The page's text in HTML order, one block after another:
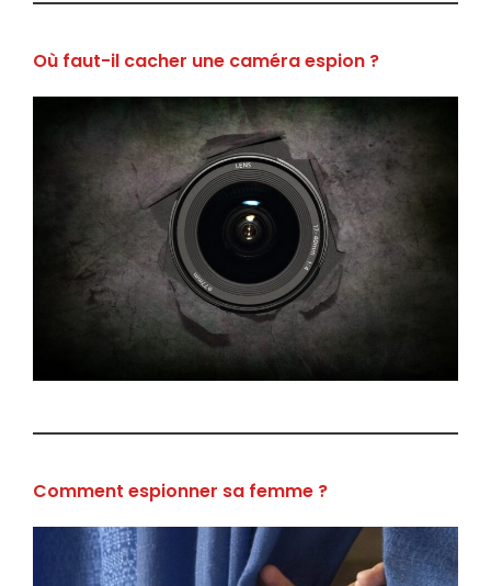
Où faut-il cacher une caméra espion ?
Comment espionner sa femme ?